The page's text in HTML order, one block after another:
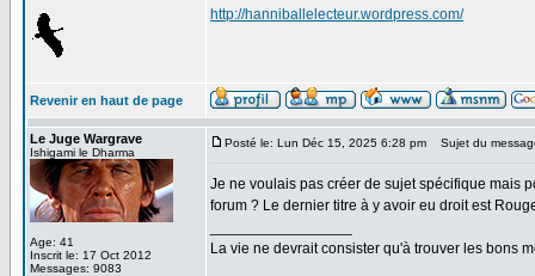
http://hanniballelecteur.wordpress.com/
Revenir en haut de page
Le Juge Wargrave
Ishigami le Dharma
Age: 41
Inscrit le: 17 Oct 2012
Messages: 9083
Posté le: Lun Déc 15, 2025 6:28 pm Sujet du
Je ne voulais pas créer de sujet spécifique mais
forum ? Le dernier titre à y avoir eu droit est
La vie ne devrait consister qu'à trouver les bons